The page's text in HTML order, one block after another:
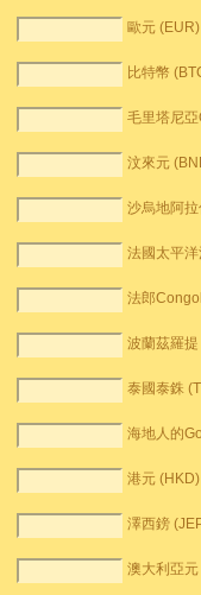
歐元 (EUR)
比特幣
毛里塔尼
汶來元
沙烏地阿
法國太平
法郎
波蘭茲羅
泰國泰銖
海地人的
港元 (HKD)
澤西鎊
澳大利亞